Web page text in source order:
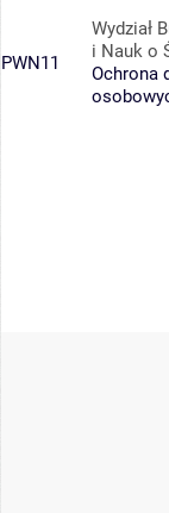
PWN11
Wydział
i Nauk o
Ochrona